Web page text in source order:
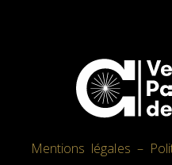
Mentions légales –